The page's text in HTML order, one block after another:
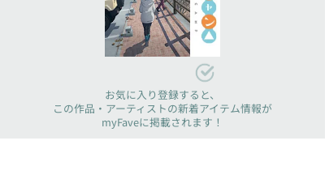
お気に入り登録すると、
この作品・アーティストの新着アイテム情報が
myFaveに掲載されます！